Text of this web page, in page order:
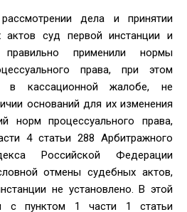
дела и принятии
суд первой инстанции и
применили нормы
права, при этом
в кассационной жалобе, не
оснований для их изменения
норм процессуального права,
4 статьи 288 Арбитражного
Российской Федерации
отмены судебных актов,
не установлено. В этой
с пунктом 1 части 1 статьи